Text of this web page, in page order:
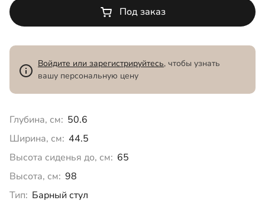
Глубина, см: 50.6
Ширина, см: 44.5
Высота сиденья до, см: 65
Высота, см: 98
Тип: Барный стул
Войдите или зарегистрируйтесь, чтобы узнать
вашу персональную цену
Под заказ